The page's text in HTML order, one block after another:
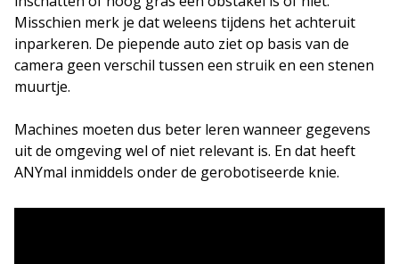
Misschien merk je dat weleens tijdens het achteruit
inparkeren. De piepende auto ziet op basis van de
camera geen verschil tussen een struik en een stenen
muurtje.
Machines moeten dus beter leren wanneer gegevens
uit de omgeving wel of niet relevant is. En dat heeft
ANYmal inmiddels onder de gerobotiseerde knie.